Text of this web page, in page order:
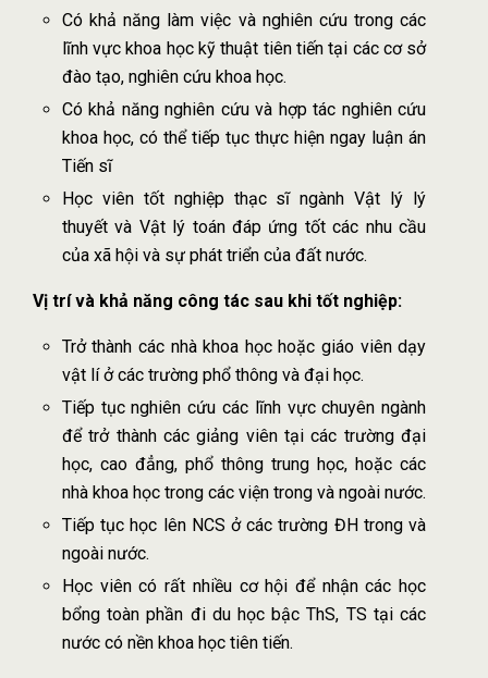
Có khả năng làm việc và nghiên cứu trong các
lĩnh vực khoa học kỹ thuật tiên tiến tại các cơ sở
đào tạo, nghiên cứu khoa học.
Có khả năng nghiên cứu và hợp tác nghiên cứu
khoa học, có thể tiếp tục thực hiện ngay luận án
Tiến sĩ
Học viên tốt nghiệp thạc sĩ ngành Vật lý lý
thuyết và Vật lý toán đáp ứng tốt các nhu cầu
của xã hội và sự phát triển của đất nước.
Vị trí và khả năng công tác sau khi tốt nghiệp:
Trở thành các nhà khoa học hoặc giáo viên dạy
vật lí ở các trường phổ thông và đại học.
Tiếp tục nghiên cứu các lĩnh vực chuyên ngành
để trở thành các giảng viên tại các trường đại
học, cao đẳng, phổ thông trung học, hoặc các
nhà khoa học trong các viện trong và ngoài nước.
Tiếp tục học lên NCS ở các trường ĐH trong và
ngoài nước.
Học viên có rất nhiều cơ hội để nhận các học
bổng toàn phần đi du học bậc ThS, TS tại các
nước có nền khoa học tiên tiến.